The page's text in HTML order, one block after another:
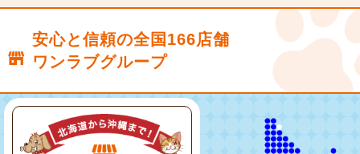
安心と信頼の全国166店舗
ワンラブグループ